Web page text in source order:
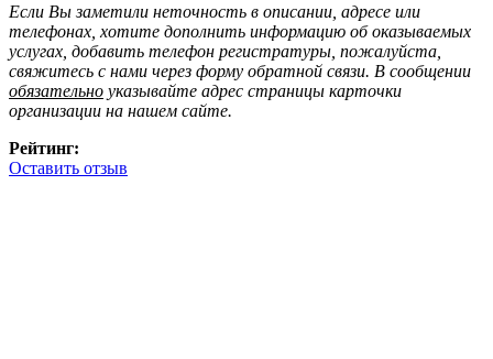
Если Вы заметили неточность в описании, адресе или
телефонах, хотите дополнить информацию об оказываемых
услугах, добавить телефон регистратуры, пожалуйста,
свяжитесь с нами через форму обратной связи. В сообщении
обязательно указывайте адрес страницы карточки
организации на нашем сайте.
Рейтинг:
Оставить отзыв